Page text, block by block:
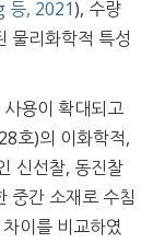
등, 2021), 수량
물리화학적 특성
용이 확대되고
호)의 이화학적,
신선찰, 동진찰
중간 소재로 수침
이를 비교하였